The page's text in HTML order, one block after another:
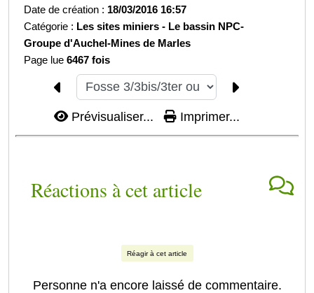
Date de création : 18/03/2016 16:57
Catégorie : Les sites miniers - Le bassin NPC-
Groupe d'Auchel-Mines de Marles
Page lue6467 fois
Prévisualiser... Imprimer...
Réactions à cet article
Réagir à cet article
Personne n'a encore laissé de commentaire.